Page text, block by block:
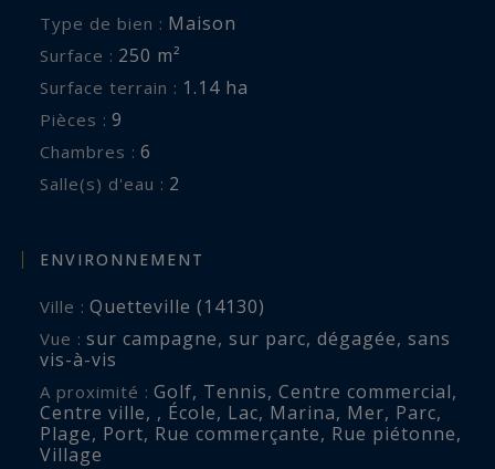
Type de bien : Maison
Surface : 250 m²
Surface terrain : 1.14 ha
Pièces : 9
Chambres : 6
Salle(s) d'eau : 2
ENVIRONNEMENT
Ville : Quetteville (14130)
Vue : sur campagne, sur parc, dégagée, sans
vis-à-vis
A proximité : Golf, Tennis, Centre commercial,
Centre ville, , École, Lac, Marina, Mer, Parc,
Plage, Port, Rue commerçante, Rue piétonne,
Village